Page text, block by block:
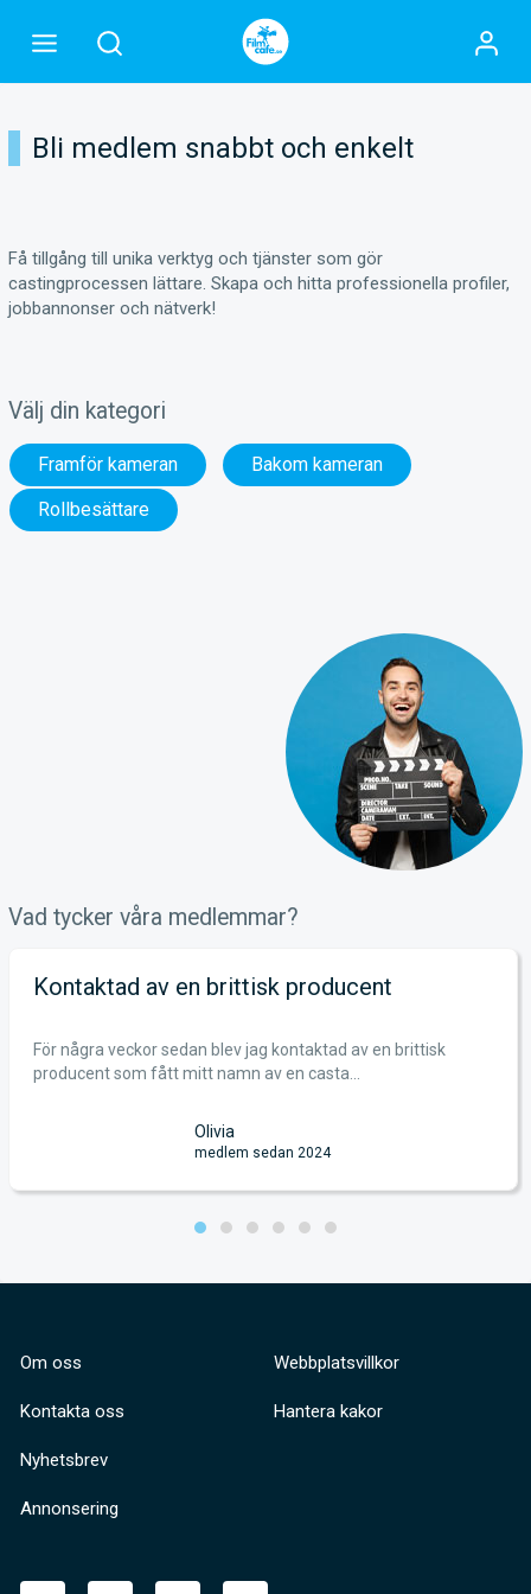
Bli medlem snabbt och enkelt
Få tillgång till unika verktyg och tjänster som gör
castingprocessen lättare. Skapa och hitta professionella profiler,
jobbannonser och nätverk!
Välj din kategori
Framför kameran
Bakom kameran
Rollbesättare
Vad tycker våra medlemmar?
Kontaktad av en brittisk producent
För några veckor sedan blev jag kontaktad av en brittisk
producent som fått mitt namn av en casta...
Olivia
medlem sedan 2024
Om oss
Kontakta oss
Nyhetsbrev
Annonsering
Webbplatsvillkor
Hantera kakor